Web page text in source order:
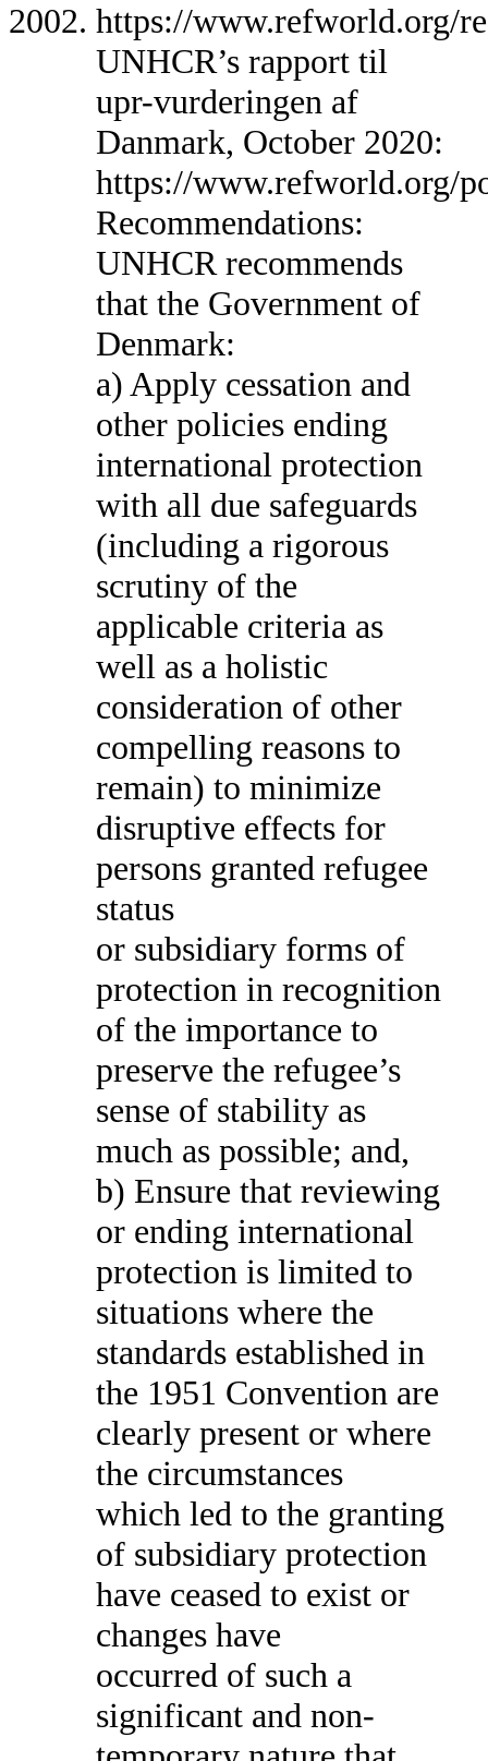
https://www.refworld.org/
UNHCR’s rapport til
upr-vurderingen af
Danmark, October 2020:
https://www.refworld.org/
Recommendations:
UNHCR recommends
that the Government of
Denmark:
a) Apply cessation and
other policies ending
international protection
with all due safeguards
(including a rigorous
scrutiny of the
applicable criteria as
well as a holistic
consideration of other
compelling reasons to
remain) to minimize
disruptive effects for
persons granted refugee
status
or subsidiary forms of
protection in recognition
of the importance to
preserve the refugee’s
sense of stability as
much as possible; and,
b) Ensure that reviewing
or ending international
protection is limited to
situations where the
standards established in
the 1951 Convention are
clearly present or where
the circumstances
which led to the granting
of subsidiary protection
have ceased to exist or
changes have
occurred of such a
significant and non-